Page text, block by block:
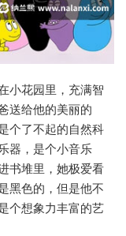
小花园里，充满智
送给他的美丽的
个了不起的自然科
器，是个小音乐
书堆里，她极爱看
黑色的，但是他不
个想象力丰富的艺